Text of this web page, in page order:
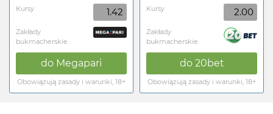
Kursy 1.42
Zakłady
bukmacherskie
do Megapari
Obowiązują zasady i warunki, 18+
Kursy 2.00
Zakłady
bukmacherskie
do 20bet
Obowiązują zasady i warunki, 18+